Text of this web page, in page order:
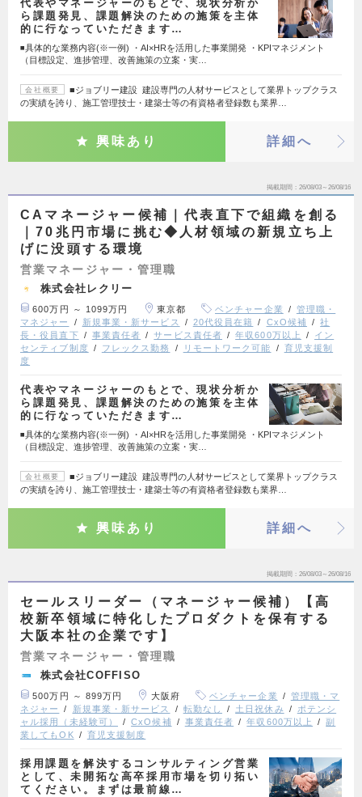
代表やマネージャーのもとで、現状分析か
ら課題発見、課題解決のための施策を主体
的に行なっていただきます…
◾️具体的な業務内容(※一例) ・AI×HRを活用した事業開発 ・KPIマネジメント
（目標設定、進捗管理、改善施策の立案・実…
会社概要
■ジョブリー建設 建設専門の人材サービスとして業界トップクラス
の実績を誇り、施工管理技士・建築士等の有資格者登録数も業界…
興味あり 詳細へ
掲載期間 26/08/03～26/08/16
CAマネージャー候補｜代表直下で組織を創る
｜70兆円市場に挑む◆人材領域の新規立ち上
げに没頭する環境
営業マネージャー・管理職
株式会社レクリー
600万円 ～ 1099万円 東京都 ベンチャー企業
管理職・
マネジャー
新規事業・新サービス 20代役員在籍 CxO候補
社
長・役員直下
事業責任者 サービス責任者 年収600万以上
イン
センティブ制度
フレックス勤務 リモートワーク可能
育児支援制
度
代表やマネージャーのもとで、現状分析か
ら課題発見、課題解決のための施策を主体
的に行なっていただきます…
◾️具体的な業務内容(※一例) ・AI×HRを活用した事業開発 ・KPIマネジメント
（目標設定、進捗管理、改善施策の立案・実…
会社概要
■ジョブリー建設 建設専門の人材サービスとして業界トップクラス
の実績を誇り、施工管理技士・建築士等の有資格者登録数も業界…
興味あり 詳細へ
掲載期間 26/08/03～26/08/16
セールスリーダー（マネージャー候補）【高
校新卒領域に特化したプロダクトを保有する
大阪本社の企業です】
営業マネージャー・管理職
株式会社COFFISO
500万円 ～ 899万円 大阪府 ベンチャー企業
管理職・マ
ネジャー
新規事業・新サービス 転勤なし 土日祝休み
ポテンシ
ャル採用（未経験可）
CxO候補 事業責任者 年収600万以上
副
業してもOK
育児支援制度
採用課題を解決するコンサルティング営業
として、未開拓な高卒採用市場を切り拓い
てください。まずは最前線…